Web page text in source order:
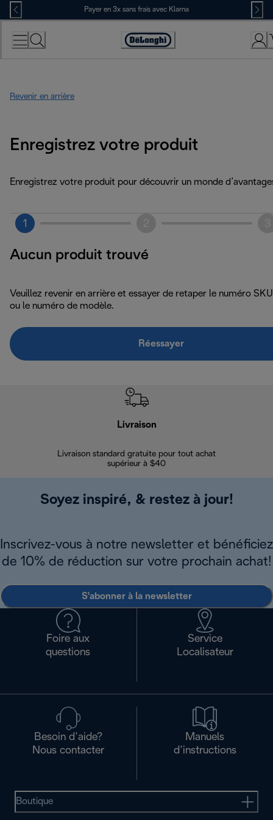
Skip
to
Content
Payer en 3x sans frais avec Klarna
Déclaration
Revenir en arrière
Enregistrez votre produit
Enregistrez votre produit pour découvrir un monde
1
Aucun produit trouvé
Veuillez revenir en arrière et essayer de retaper le numéro SKU
ou le numéro de modèle.
Réessayer
Livraison
Livraison standard gratuite pour tout achat
supérieur à $40
Soyez inspiré, & restez à jour!
Inscrivez-vous à notre newsletter et bénéficiez
de 10% de réduction sur votre prochain achat!
S'abonner à la newsletter
Foire aux
questions
Service
Localisateur
Besoin d’aide?
Nous contacter
Manuels
d’instructions
Boutique